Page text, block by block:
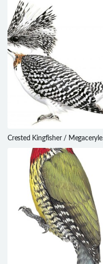
Crested Kingfisher / Megaceryle